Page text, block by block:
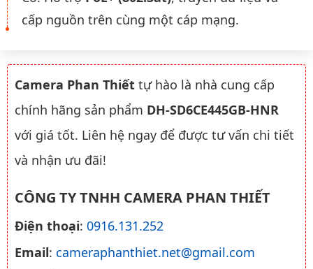
cấp nguồn trên cùng một cáp mạng.
Camera Phan Thiết tự hào là nhà cung cấp
chính hãng sản phẩm DH-SD6CE445GB-HNR
với giá tốt. Liên hệ ngay để được tư vấn chi tiết
và nhận ưu đãi!
CÔNG TY TNHH CAMERA PHAN THIẾT
Điện thoại: 0916.131.252
Email: cameraphanthiet.net@gmail.com